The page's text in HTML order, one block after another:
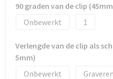
90 graden van de clip
Onbewerkt
1
Verlengde van de clip als
5mm)
Onbewerkt
Graveren